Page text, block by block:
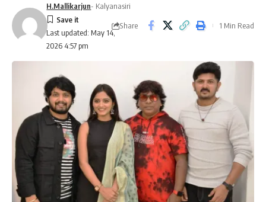
Last updated: May 14,
2026 4:57 pm
H.Mallikarjun- Kalyanasiri
Share 1 Min Read